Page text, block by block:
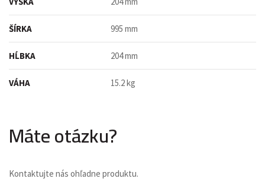
ŠÍRKA 995 mm
HĹBKA 204 mm
VÁHA 15.2 kg
Máte otázku?
Kontaktujte nás ohľadne produktu.